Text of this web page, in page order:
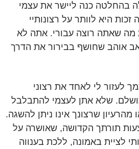
בהחלטה כנה ליישר את עצמי
זכות היא לוותר על רצונותיי
מה שאתה רוצה עבורי. אתה לא
אוהב שחושף בבירור את הדרך
לעזור לי לאחד את רצוני
שלא אתן לעצמי להתבלבל
שרצונך אינו ניתן להשגה.
תורתך הקדושה, שאושרה על
לציית באמונה, ללכת בענווה